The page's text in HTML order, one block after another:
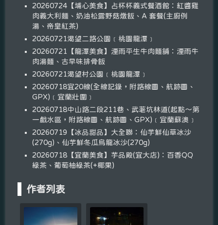
20260724【埔心美食】占杯杯義式餐酒館：紅醬雞
肉義大利麵、奶油松露野菇燉飯、A 套餐(主廚例
湯、帝皇紅茶)
20260721渴望二路公園﹝桃園龍潭﹞
20260721【龍潭美食】湮雨平生牛肉麵舖：湮雨牛
肉湯麵、古早味排骨飯
20260721渴望村公園﹝桃園龍潭﹞
20260718宜20線(全線記錄，附路線圖、航跡圖、
GPX)﹝宜蘭壯圍﹞
20260718中山路二段211巷、武荖坑林道(起點～第
一戲水區，附路線圖、航跡圖、GPX)﹝宜蘭蘇澳﹞
20260719【冰品甜品】大全聯：仙芋鮮仙草冰沙
(270g)、仙芋鮮冬瓜烏龍冰沙(270g)
20260718【宜蘭美食】芋品殿(宜大店)：百香QQ
綠茶、葡萄柚綠茶(+椰果)
作者列表